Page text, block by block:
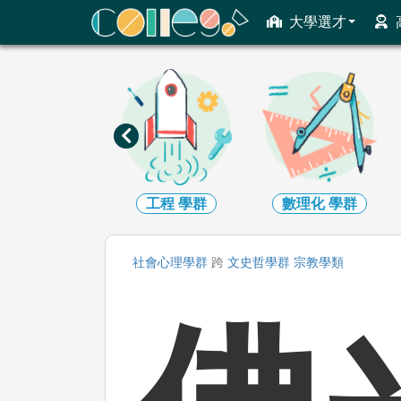
大學選才
ColleGo! 大學選才與高中育才輔助系統
工程 學群 數理化學群
社會心理學群 跨 文史哲學群 宗教學類